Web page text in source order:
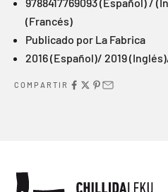
(Francés)
Publicado por La Fabrica
2016(Español)/ 2019(Inglés)
COMPARTIR